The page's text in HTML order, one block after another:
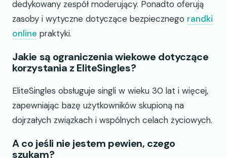
dedykowany zespół moderujący. Ponadto oferują
zasoby i wytyczne dotyczące bezpiecznego randki
online praktyki.
Jakie są ograniczenia wiekowe dotyczące
korzystania z EliteSingles?
EliteSingles obsługuje singli w wieku 30 lat i więcej,
zapewniając bazę użytkowników skupioną na
dojrzałych związkach i wspólnych celach życiowych.
A co jeśli nie jestem pewien, czego
szukam?